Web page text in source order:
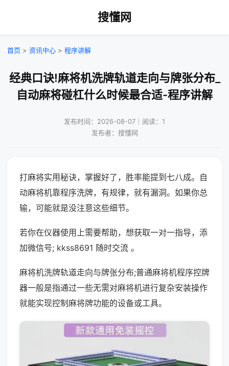
搜懂网
首页 > 资讯中心 > 程序讲解
经典口诀!麻将机洗牌轨道走向与牌张分布_
自动麻将碰杠什么时候最合适-程序讲解
发布时间：2026-08-07｜阅读：1
发布者：搜懂网
打麻将实用秘诀，掌握好了，胜率能提到七八成。自
动麻将机靠程序洗牌，有规律，就有漏洞。如果你总
输，可能就是没注意这些细节。
若你在仪器使用上需要帮助，想获取一对一指导，添
加微信号; kkss8691 随时交流 。
麻将机洗牌轨道走向与牌张分布;普通麻将机程序控牌
器一般是指通过一些无需对麻将机进行复杂安装操作
就能实现控制麻将牌功能的设备或工具。